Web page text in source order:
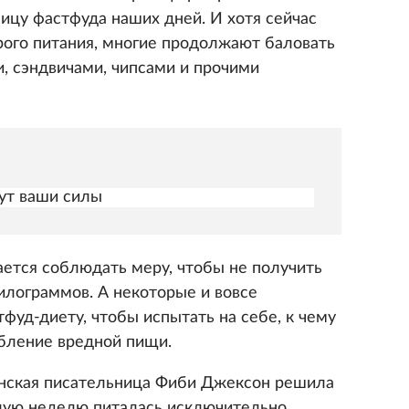
фастфуда наших дней. И хотя сейчас
питания, многие продолжают баловать
сэндвичами, чипсами и прочими
ваши силы
соблюдать меру, чтобы не получить
А некоторые и вовсе
диету, чтобы испытать на себе, к чему
вредной пищи.
писательница Фиби Джексон решила